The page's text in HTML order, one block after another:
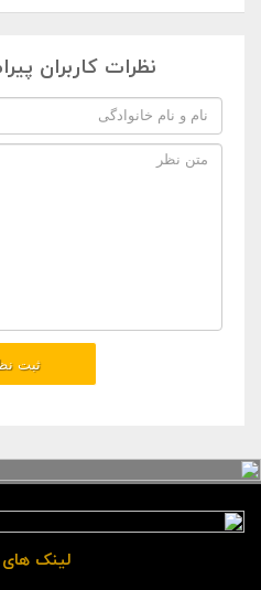
نظرات کاربران
لینک